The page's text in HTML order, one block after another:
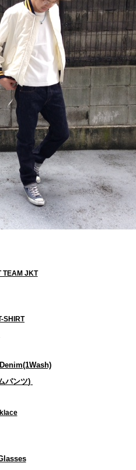
TEAM JKT
SHIRT
パンツ)